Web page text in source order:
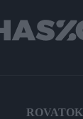
ROVATOK